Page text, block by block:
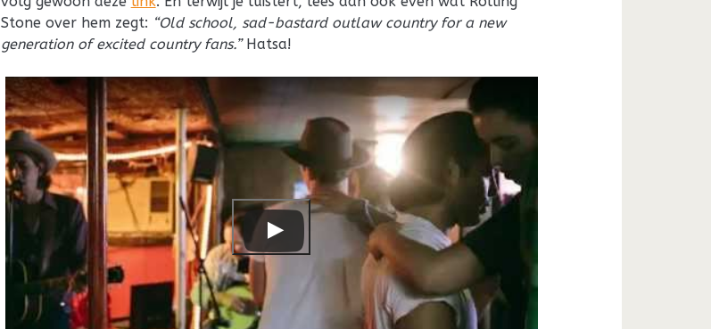
Stone over hem zegt: “Old school, sad-bastard outlaw country for a new
generation of excited country fans.” Hatsa!